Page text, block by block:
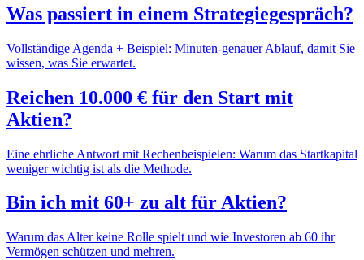
Was passiert in einem Strategiegespräch?
Vollständige Agenda + Beispiel: Minuten-genauer Ablauf, damit Sie
wissen, was Sie erwartet.
Reichen 10.000 € für den Start mit
Aktien?
Eine ehrliche Antwort mit Rechenbeispielen: Warum das Startkapital
weniger wichtig ist als die Methode.
Bin ich mit 60+ zu alt für Aktien?
Warum das Alter keine Rolle spielt und wie Investoren ab 60 ihr
Vermögen schützen und mehren.